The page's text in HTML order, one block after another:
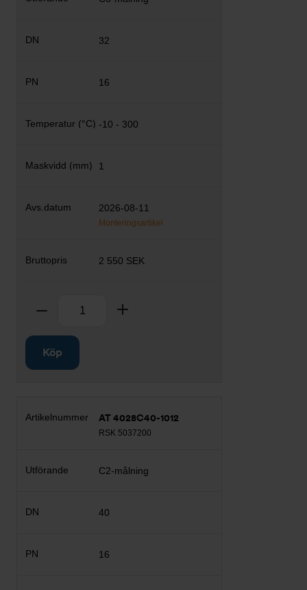
32
16
-10 - 300
1
2026-08-11
Monteringsartikel
2 550 SEK
Ta bort
Köp
AT 4028C40-1012
RSK 5037200
C2-målning
40
16